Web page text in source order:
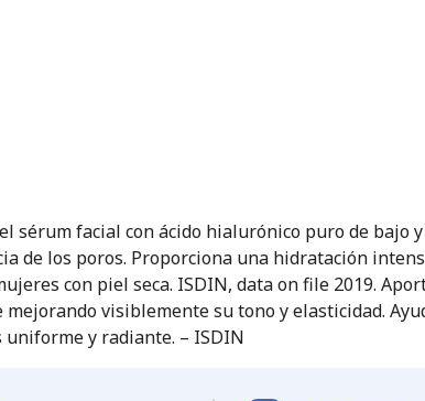
facial con ácido hialurónico puro de bajo
de los poros. Proporciona una hidratación
con piel seca. ISDIN, data on file 2019.
visiblemente su tono y elasticidad.
uniforme y radiante. – ISDIN